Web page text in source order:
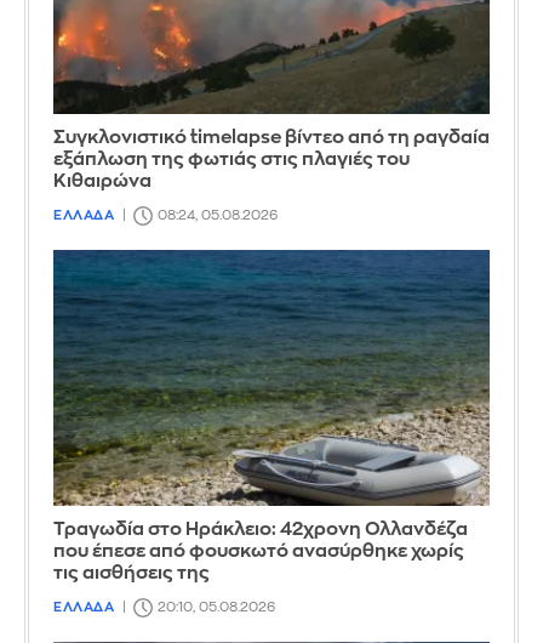
Συγκλονιστικό timelapse βίντεο από τη ραγδαία
εξάπλωση της φωτιάς στις πλαγιές του
Κιθαιρώνα
ΕΛΛΑΔΑ 08:24, 05.08.2026
Τραγωδία στο Ηράκλειο: 42χρονη Ολλανδέζα
που έπεσε από φουσκωτό ανασύρθηκε χωρίς
τις αισθήσεις της
ΕΛΛΑΔΑ 20:10, 05.08.2026